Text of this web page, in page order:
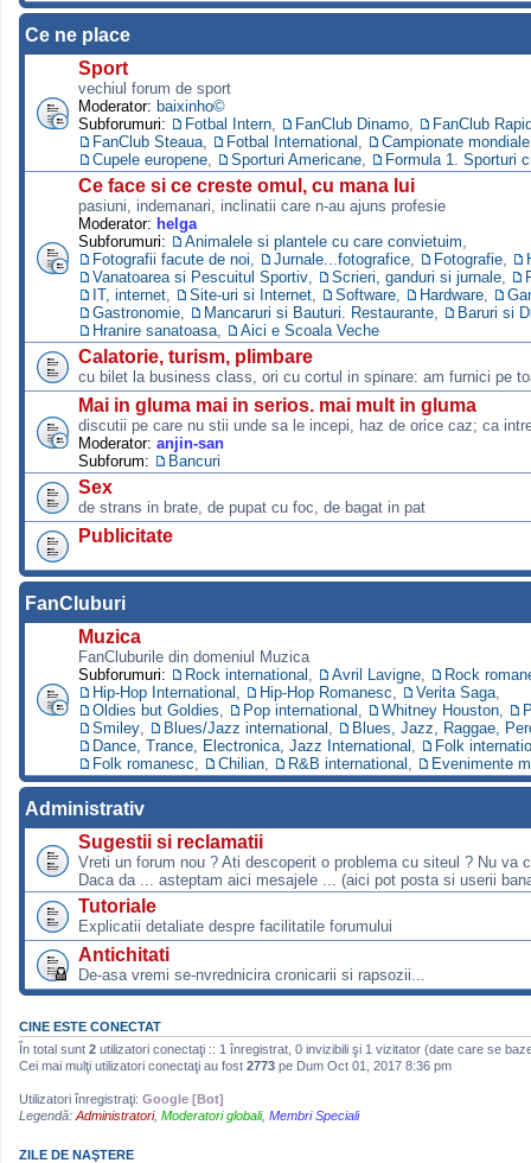
Ce ne place
Sport
vechiul forum de sport
Moderator: baixinho©
Subforumuri:
Fotbal Intern FanClub Dinamo
FanClub
FanClub Steaua
Fotbal International
Campionate
Cupele europene
Sporturi Americane Formula 1. Sporturi
Ce face si ce creste omul, cu mana lui
pasiuni, indemanari, inclinatii care n-au ajuns profesie
Moderator: helga
Subforumuri:
Animalele si plantele cu care convietuim
Fotografii facute de noi
Jurnale...fotografice Fotografie
Vanatoarea si Pescuitul Sportiv
Scrieri, ganduri si jurnale
IT, internet
Site-uri si Internet Software Hardware
Gastronomie
Mancaruri si Bauturi. Restaurante
Baruri si
Hranire sanatoasa
Aici e Scoala Veche
Calatorie, turism, plimbare
cu bilet la business class, ori cu cortul in spinare: am furnici pe
Mai in gluma mai in serios. mai mult in gluma
discutii pe care nu stii unde sa le incepi, haz de orice caz; ca
Moderator: anjin-san
Subforum:
Bancuri
Sex
de strans in brate, de pupat cu foc, de bagat in pat
Publicitate
FanCluburi
Muzica
FanCluburile din domeniul Muzica
Subforumuri:
Rock international Avril Lavigne
Rock
Hip-Hop International
Hip-Hop Romanesc Verita Saga
Oldies but Goldies
Pop international Whitney Houston
Smiley
Blues/Jazz international
Blues, Jazz, Raggae,
Dance, Trance, Electronica, Jazz International
Folk
Folk romanesc
Chilian R&B international Evenimente
Administrativ
Sugestii si reclamatii
Vreti un forum nou ? Ati descoperit o problema cu siteul ? Nu va
Daca da ... asteptam aici mesajele ... (aici pot posta si userii
Tutoriale
Explicatii detaliate despre facilitatile forumului
Antichitati
De-asa vremi se-nvrednicira cronicarii si rapsozii...
CINE ESTE CONECTAT
În total sunt 2 utilizatori conectaţi :: 1 înregistrat, 0 invizibili şi 1 vizitator (date care se
Cei mai mulţi utilizatori conectaţi au fost 2773 pe Dum Oct 01, 2017 8:36 pm
Utilizatori înregistraţi: Google [Bot]
Legendă: Administratori, Moderatori globali, Membri Speciali
ZILE DE NAŞTERE